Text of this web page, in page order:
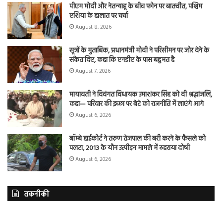
पीएम मोदी और नेतन्याहू के बीच फोन पर बातचीत, पश्चिम
एशिया के हालात पर चर्चा
August 8, 2026
सूत्रों के मुताबिक, प्रधानमंत्री मोदी ने परिसीमन पर जोर देने के
संकेत दिए, कहा कि एनडीए के पास बहुमत है
August 7, 2026
मायावती ने दिवंगत विधायक उमाशंकर सिंह को दी श्रद्धांजलि,
कहा— परिवार की इच्छा पर बेटे को राजनीति में लाएंगे आगे
August 6, 2026
बॉम्बे हाईकोर्ट ने तरुण तेजपाल की बरी करने के फैसले को
पलटा, 2013 के यौन उत्पीड़न मामले में ठहराया दोषी
August 6, 2026
तकनीकी